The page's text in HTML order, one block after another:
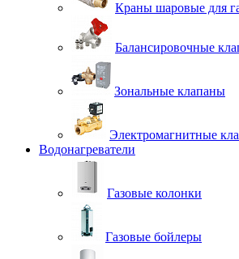
Краны шаровые для
Балансировочные
Зональные клапаны
Электромагнитные
Водонагреватели
Газовые колонки
Газовые бойлеры